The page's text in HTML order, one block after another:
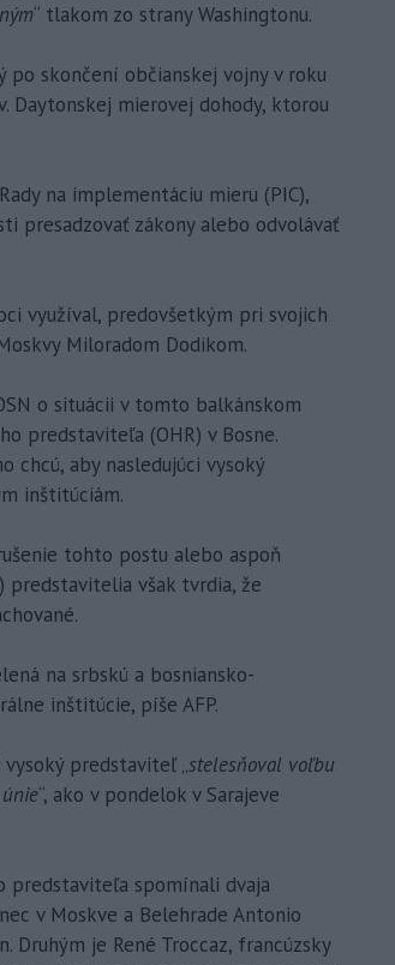
“ tlakom zo strany Washingtonu.
skončení občianskej vojny v roku
Daytonskej mierovej dohody, ktorou
na implementáciu mieru (PIC),
presadzovať zákony alebo odvolávať
využíval, predovšetkým pri svojich
Miloradom Dodikom.
o situácii v tomto balkánskom
predstaviteľa (OHR) v Bosne.
chcú, aby nasledujúci vysoký
inštitúciám.
tohto postu alebo aspoň
predstavitelia však tvrdia, že
na srbskú a bosniansko-
inštitúcie, píše AFP.
predstaviteľ „stelesňoval voľbu
“, ako v pondelok v Sarajeve
predstaviteľa spomínali dvaja
v Moskve a Belehrade Antonio
Druhým je René Troccaz, francúzsky